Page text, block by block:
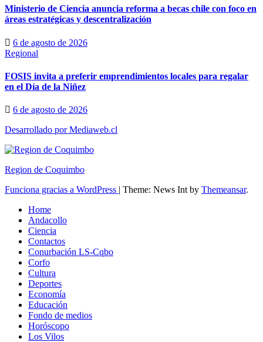
Ministerio de Ciencia anuncia reforma a becas chile con foco en
áreas estratégicas y descentralización
6 de agosto de 2026
Regional
FOSIS invita a preferir emprendimientos locales para regalar
en el Día de la Niñez
6 de agosto de 2026
Desarrollado por Mediaweb.cl
Region de Coquimbo
Funciona gracias a WordPress | Theme: News Int by Themeansar.
Home
Andacollo
Ciencia
Contactos
Conurbación LS-Cqbo
Corfo
Cultura
Deportes
Economía
Educación
Fondo de medios
Horóscopo
Los Vilos